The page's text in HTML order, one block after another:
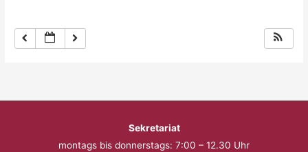
Sekretariat
montags bis donnerstags: 7:00 – 12.30 Uhr